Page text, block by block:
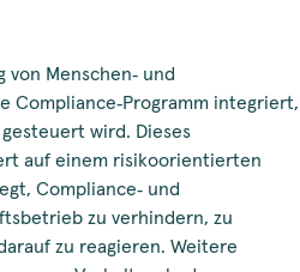
von Menschen‑ und
Compliance‑Programm integriert,
wird. Dieses
auf einem risikoorientierten
Compliance‑ und
zu verhindern, zu
zu reagieren. Weitere